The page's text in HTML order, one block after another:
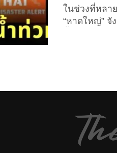
ในหลายพื้นที่
หลายครอบค
ในช่วงที่หลา
“หาดใหญ่”
The Joi เล
ท่วมและขอ
แถมใช้งานฟ